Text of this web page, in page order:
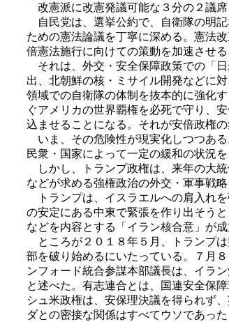
改憲派に改憲発議可能な３分の２議席
自民党は、選挙公約で、自衛隊の明
ための憲法論議を丁寧に深める。憲法
倍憲法施行に向けての策動を加速させる
それは、外交・安全保障政策での「
出、北朝鮮の核・ミサイル開発などに
領域での自衛隊の体制を抜本的に強化
ぐアメリカの世界覇権を必死で守り、
込ませることになる。それが安倍政権
いま、その危険性が現実化しつつあ
民衆・国家によって一定の緩和の状況を
しかし、トランプ政権は、来年の大
などが求める強権政治の外交・軍事戦略
トランプは、イスラエルへの肩入れ
の安定にある中東で緊張を作り出そう
などを内容とする「イラン核合意」が
ところが２０１８年５月、トランプ
部を破り始めるにいたっている。７月
ンフォード統合参謀本部議長は、イラ
と述べた。有志連合とは、国連安全保
シュ米政権は、安保理決議を得られず
ダとの密接な関係はすべてウソであっ